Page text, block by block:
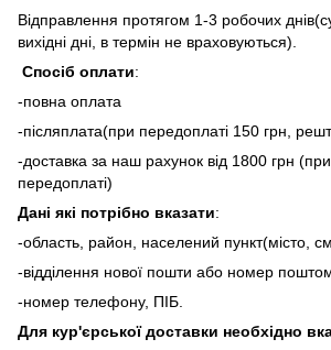
Відправлення протягом 1-3 робочих
вихідні дні, в термін не враховуються).
Спосіб оплати:
-повна оплата
-післяплата(при передоплаті 150 грн,
-доставка за наш рахунок від 1800 грн
передоплаті)
Дані які потрібно вказати:
-область, район, населений пункт(місто,
-відділення нової пошти або номер
-номер телефону, ПІБ.
Для кур'єрської доставки необхідно